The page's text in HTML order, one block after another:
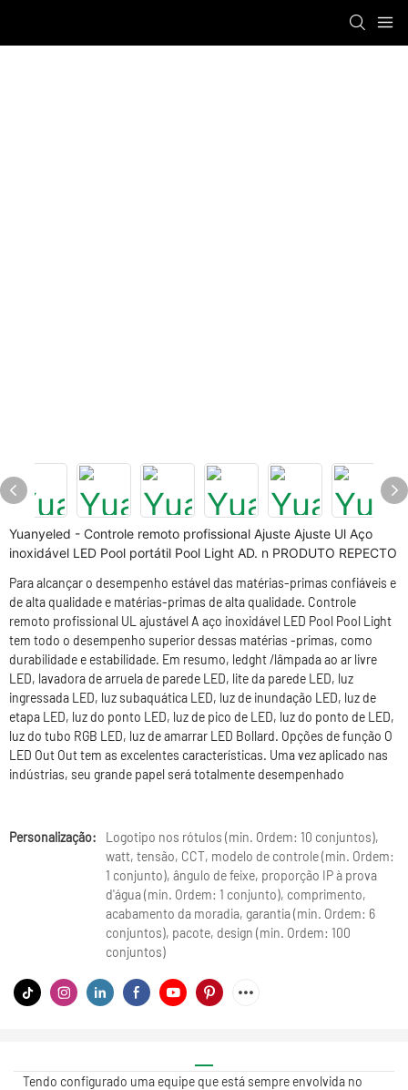
Yuanyeled - Controle remoto profissional Ajuste Ajuste Ul Aço
inoxidável LED Pool portátil Pool Light AD. n PRODUTO REPECTO
Para alcançar o desempenho estável das matérias-primas confiáveis ​​e
de alta qualidade e matérias-primas de alta qualidade. Controle
remoto profissional UL ajustável A aço inoxidável LED Pool Pool Light
tem todo o desempenho superior dessas matérias -primas, como
durabilidade e estabilidade. Em resumo, ledght /lâmpada ao ar livre
LED, lavadora de arruela de parede LED, lite da parede LED, luz
ingressada LED, luz subaquática LED, luz de inundação LED, luz de
etapa LED, luz do ponto LED, luz de pico de LED, luz do ponto de LED,
luz do tubo RGB LED, luz de amarrar LED Bollard. Opções de função O
LED Out Out tem as excelentes características. Uma vez aplicado nas
indústrias, seu grande papel será totalmente desempenhado
Personalização:
Logotipo nos rótulos (min. Ordem: 10 conjuntos),
watt, tensão, CCT, modelo de controle (min. Ordem:
1 conjunto), ângulo de feixe, proporção IP à prova
d'água (min. Ordem: 1 conjunto), comprimento,
acabamento da moradia, garantia (min. Ordem: 6
conjuntos), pacote, design (min. Ordem: 100
conjuntos)
Tendo configurado uma equipe que está sempre envolvida no